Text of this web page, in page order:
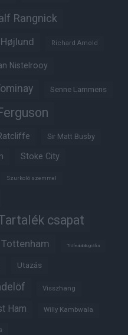
Rangnick
Richard Arnold
Nistelrooy
Senne Lammens
Sir Matt Busby
Stoke City
Szurkoló szemmel
csapat
Tottenham Trófeabibliográfia
Utazás
Visszhang
Ham Willy Kambwala